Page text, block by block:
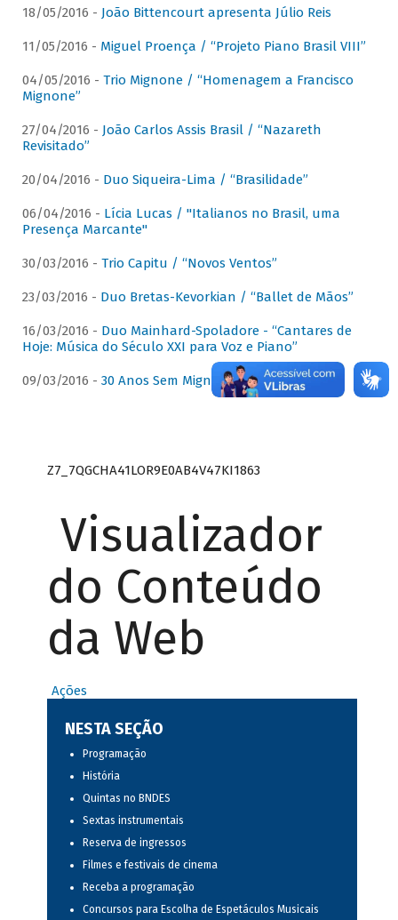
18/05/2016 - João Bittencourt apresenta Júlio Reis
11/05/2016 - Miguel Proença / “Projeto Piano Brasil VIII”
04/05/2016 - Trio Mignone / “Homenagem a Francisco
Mignone”
27/04/2016 - João Carlos Assis Brasil / “Nazareth
Revisitado”
20/04/2016 - Duo Siqueira-Lima / “Brasilidade”
06/04/2016 - Lícia Lucas / "Italianos no Brasil, uma
Presença Marcante"
30/03/2016 - Trio Capitu / “Novos Ventos”
23/03/2016 - Duo Bretas-Kevorkian / “Ballet de Mãos”
16/03/2016 - Duo Mainhard-Spoladore - “Cantares de
Hoje: Música do Século XXI para Voz e Piano”
09/03/2016 - 30 Anos Sem Mignone
Z7_7QGCHA41LOR9E0AB4V47KI1863
Visualizador
do Conteúdo
da Web
Ações
NESTA SEÇÃO
Programação
História
Quintas no BNDES
Sextas instrumentais
Reserva de ingressos
Filmes e festivais de cinema
Receba a programação
Concursos para Escolha de Espetáculos Musicais